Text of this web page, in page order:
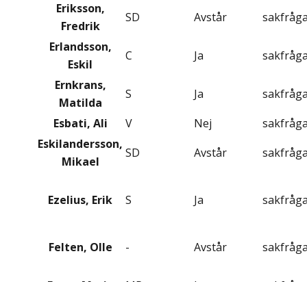
Eriksson,
Fredrik
SD Avstår
Erlandsson,
Eskil
C Ja
Ernkrans,
Matilda
S Ja
Esbati, Ali
V Nej
Eskilandersson,
Mikael
SD Avstår
Ezelius, Erik S Ja
Felten, Olle - Avstår